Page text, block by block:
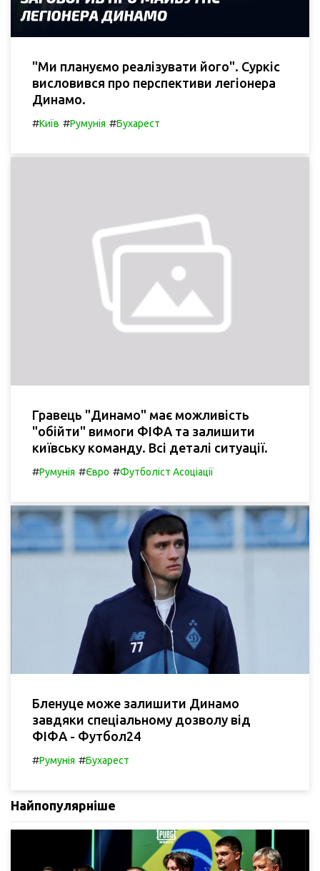
"Ми плануємо реалізувати його". Суркіс
висловився про перспективи легіонера
Динамо.
#Київ #Румунія #Бухарест
Гравець "Динамо" має можливість
"обійти" вимоги ФІФА та залишити
київську команду. Всі деталі ситуації.
#Румунія #Євро #Футболіст Асоціації
Бленуце може залишити Динамо
завдяки спеціальному дозволу від
ФІФА - Футбол24
#Румунія #Бухарест
Найпопулярніше